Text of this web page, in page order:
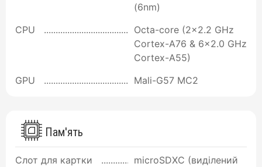
(6nm)
CPU
Octa-core (2x2.2 GHz
Cortex-A76 & 6x2.0 GHz
Cortex-A55)
GPU
Mali-G57 MC2
Пам'ять
Слот для картки
microSDXC (виділений